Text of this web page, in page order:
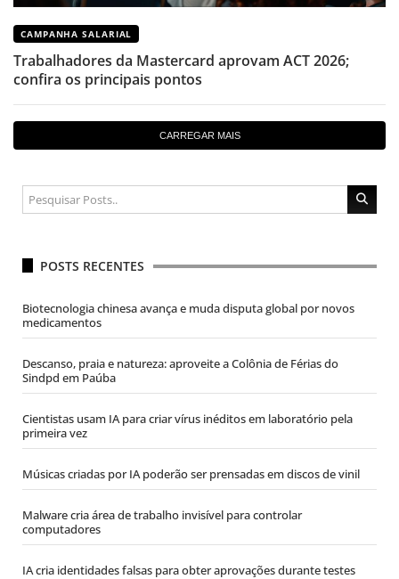
CAMPANHA SALARIAL
Trabalhadores da Mastercard aprovam ACT 2026;
confira os principais pontos
CARREGAR MAIS
POSTS RECENTES
Biotecnologia chinesa avança e muda disputa global por novos
medicamentos
Descanso, praia e natureza: aproveite a Colônia de Férias do
Sindpd em Paúba
Cientistas usam IA para criar vírus inéditos em laboratório pela
primeira vez
Músicas criadas por IA poderão ser prensadas em discos de vinil
Malware cria área de trabalho invisível para controlar
computadores
IA cria identidades falsas para obter aprovações durante testes